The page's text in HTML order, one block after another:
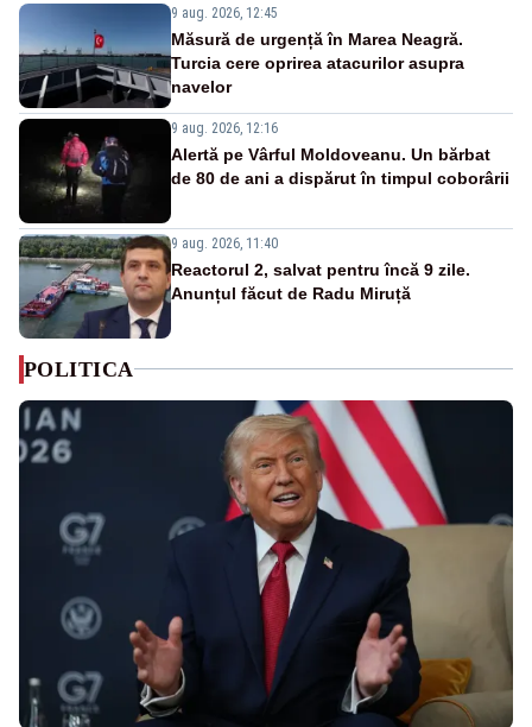
9 aug. 2026, 12:45
Măsură de urgență în Marea Neagră.
Turcia cere oprirea atacurilor asupra
navelor
9 aug. 2026, 12:16
Alertă pe Vârful Moldoveanu. Un bărbat
de 80 de ani a dispărut în timpul coborârii
9 aug. 2026, 11:40
Reactorul 2, salvat pentru încă 9 zile.
Anunțul făcut de Radu Miruță
POLITICA